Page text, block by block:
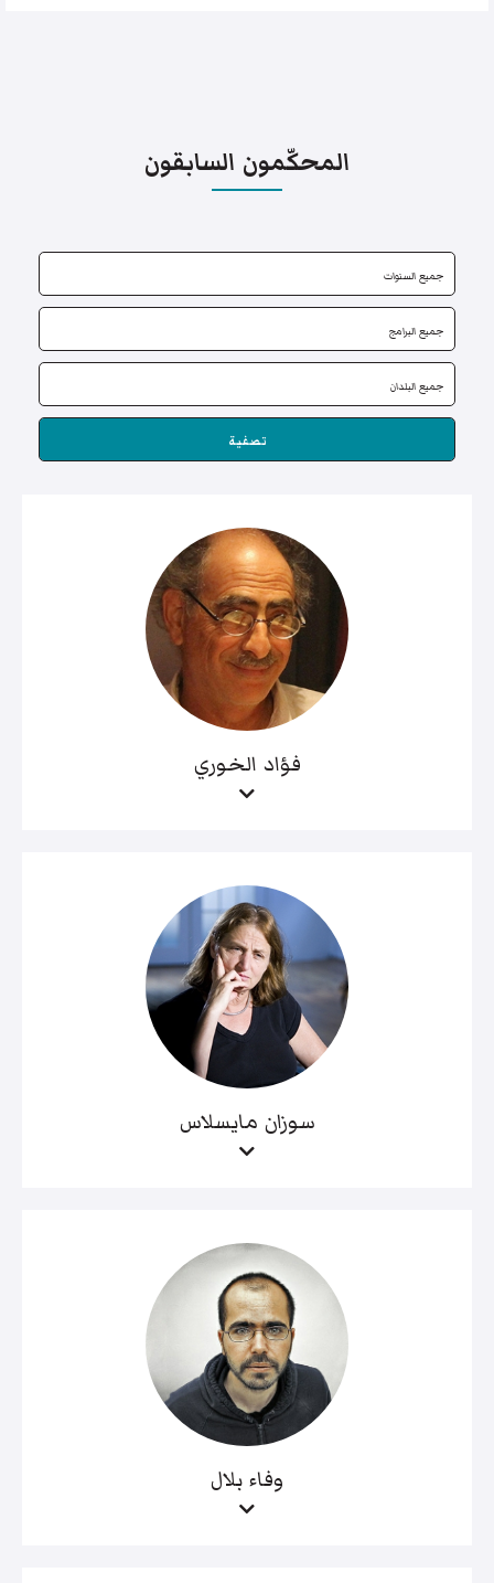
المحكّمون السابقون
تصفية
فؤاد الخوري
سوزان مايسلاس
وفاء بلال